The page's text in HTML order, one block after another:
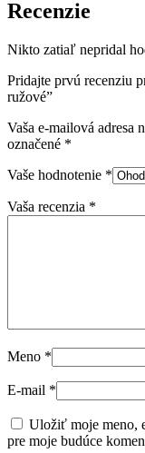
Recenzie
Nikto zatiaľ nepridal
Pridajte prvú recenziu
ružové”
Vaša e-mailová adresa
označené *
Vaše hodnotenie *
Vaša recenzia *
Meno *
E-mail *
Uložiť moje meno,
pre moje budúce